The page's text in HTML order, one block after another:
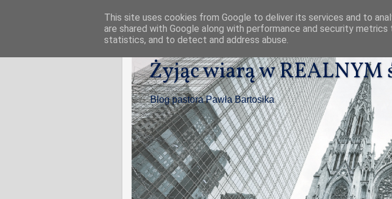
Żyjąc wiarą w REALNYM
Blog pastora Pawła Bartosika
This site uses cookies from Google to deliver its services and to
are shared with Google along with performance and security
statistics, and to detect and address abuse.